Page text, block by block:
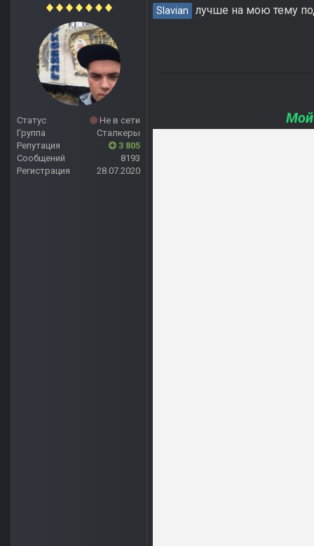
Статус
Не в сети
Группа
Сталкеры
Репутация
3 805
Сообщений
8193
Регистрация
28.07.2020
Slavian лучше на мою тему